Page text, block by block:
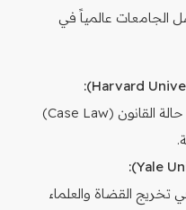
الجامعات عالمياً في
تشتهر بمنهجها في دراسة حالة القانون (Case Law)
القضاة والعلماء